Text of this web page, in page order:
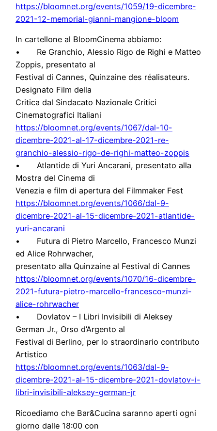
https://bloomnet.org/events/1059/19-dicembre-
2021-12-memorial-gianni-mangione-bloom
In cartellone al BloomCinema abbiamo:
• Re Granchio, Alessio Rigo de Righi e Matteo
Zoppis, presentato al
Festival di Cannes, Quinzaine des réalisateurs.
Designato Film della
Critica dal Sindacato Nazionale Critici
Cinematografici Italiani
https://bloomnet.org/events/1067/dal-10-
dicembre-2021-al-17-dicembre-2021-re-
granchio-alessio-rigo-de-righi-matteo-zoppis
• Atlantide di Yuri Ancarani, presentato alla
Mostra del Cinema di
Venezia e film di apertura del Filmmaker Fest
https://bloomnet.org/events/1066/dal-9-
dicembre-2021-al-15-dicembre-2021-atlantide-
yuri-ancarani
• Futura di Pietro Marcello, Francesco Munzi
ed Alice Rohrwacher,
presentato alla Quinzaine al Festival di Cannes
https://bloomnet.org/events/1070/16-dicembre-
2021-futura-pietro-marcello-francesco-munzi-
alice-rohrwacher
• Dovlatov – I Libri Invisibili di Aleksey
German Jr., Orso d’Argento al
Festival di Berlino, per lo straordinario contributo
Artistico
https://bloomnet.org/events/1063/dal-9-
dicembre-2021-al-15-dicembre-2021-dovlatov-i-
libri-invisibili-aleksey-german-jr
Ricoediamo che Bar&Cucina saranno aperti ogni
giorno dalle 18:00 con